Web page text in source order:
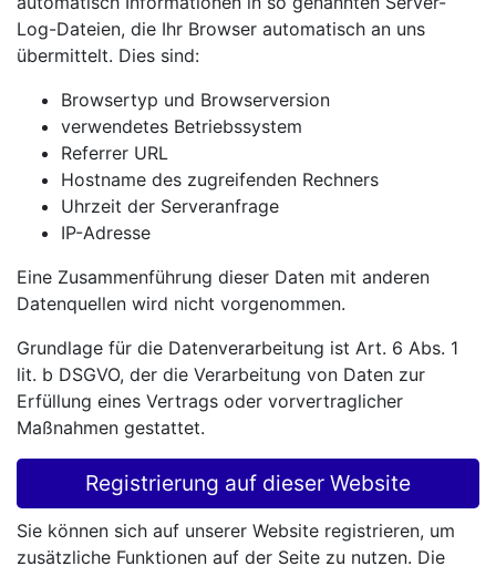
Log-Dateien, die Ihr Browser automatisch an uns
übermittelt. Dies sind:
Browsertyp und Browserversion
verwendetes Betriebssystem
Referrer URL
Hostname des zugreifenden Rechners
Uhrzeit der Serveranfrage
IP-Adresse
Eine Zusammenführung dieser Daten mit anderen
Datenquellen wird nicht vorgenommen.
Grundlage für die Datenverarbeitung ist Art. 6 Abs. 1
lit. b DSGVO, der die Verarbeitung von Daten zur
Erfüllung eines Vertrags oder vorvertraglicher
Maßnahmen gestattet.
Registrierung auf dieser Website
Sie können sich auf unserer Website registrieren, um
zusätzliche Funktionen auf der Seite zu nutzen. Die